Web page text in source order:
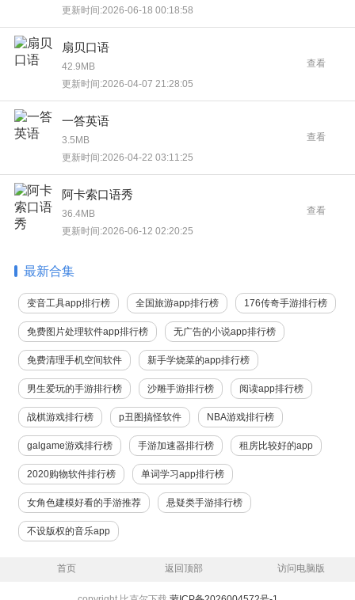
更新时间:2026-06-18 00:18:58
扇贝口语
42.9MB
更新时间:2026-04-07 21:28:05
查看
一答英语
3.5MB
更新时间:2026-04-22 03:11:25
查看
阿卡索口语秀
36.4MB
更新时间:2026-06-12 02:20:25
查看
最新合集
变音工具app排行榜 全国旅游app排行榜 176传奇手游排行榜
免费图片处理软件app排行榜 无广告的小说app排行榜
免费清理手机空间软件 新手学烧菜的app排行榜
男生爱玩的手游排行榜 沙雕手游排行榜 阅读app排行榜
战棋游戏排行榜 p丑图搞怪软件 NBA游戏排行榜
galgame游戏排行榜 手游加速器排行榜 租房比较好的app
2020购物软件排行榜 单词学习app排行榜
女角色建模好看的手游推荐 悬疑类手游排行榜
不设版权的音乐app
首页 返回顶部 访问电脑版